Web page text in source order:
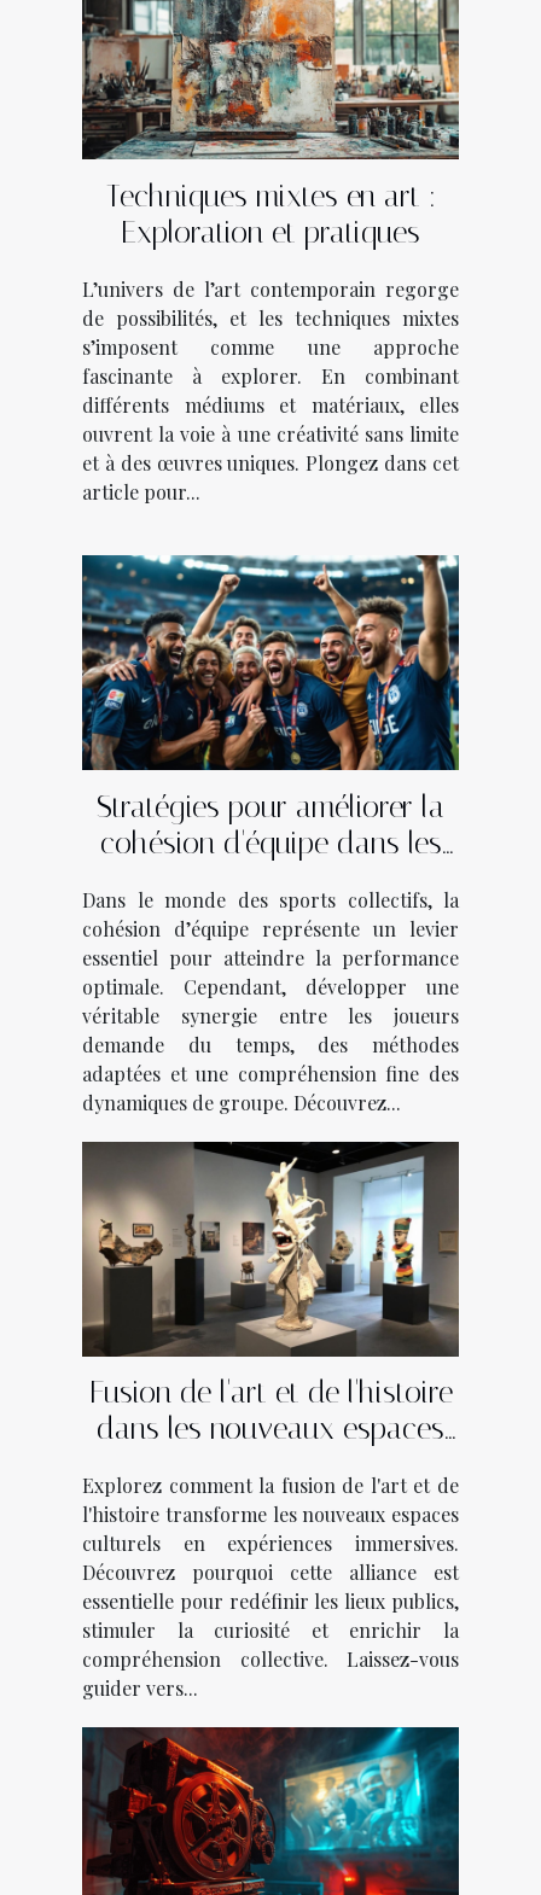
Techniques mixtes en art :
Exploration et pratiques
L’univers de l’art contemporain regorge
de possibilités, et les techniques mixtes
s’imposent comme une approche
fascinante à explorer. En combinant
différents médiums et matériaux, elles
ouvrent la voie à une créativité sans limite
et à des œuvres uniques. Plongez dans cet
article pour...
Stratégies pour améliorer la
cohésion d'équipe dans les
Dans le monde des sports collectifs, la
cohésion d’équipe représente un levier
essentiel pour atteindre la performance
optimale. Cependant, développer une
véritable synergie entre les joueurs
demande du temps, des méthodes
adaptées et une compréhension fine des
dynamiques de groupe. Découvrez...
Fusion de l'art et de l'histoire
dans les nouveaux espaces
Explorez comment la fusion de l'art et de
l'histoire transforme les nouveaux espaces
culturels en expériences immersives.
Découvrez pourquoi cette alliance est
essentielle pour redéfinir les lieux publics,
stimuler la curiosité et enrichir la
compréhension collective. Laissez-vous
guider vers...